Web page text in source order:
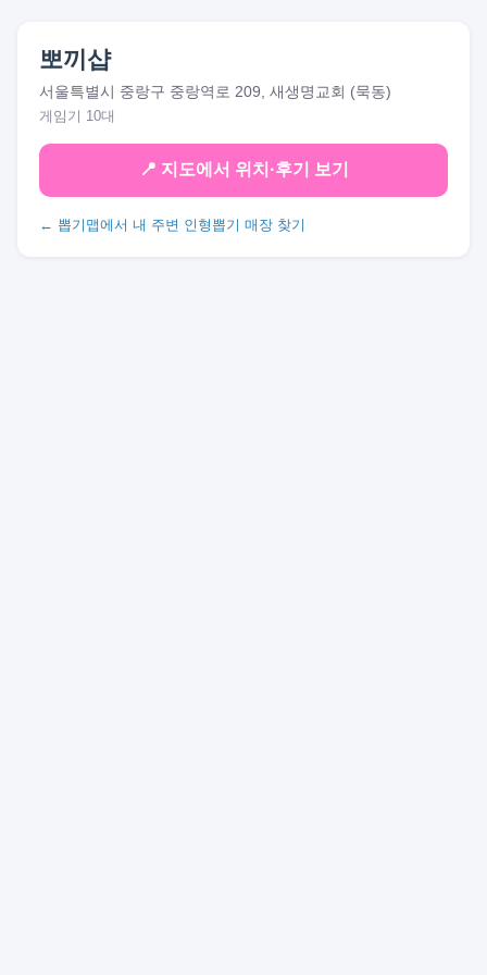
뽀끼샵
서울특별시 중랑구 중랑역로 209, 새생명교회 (묵동)
게임기 10대
📍 지도에서 위치·후기 보기
← 뽑기맵에서 내 주변 인형뽑기 매장 찾기